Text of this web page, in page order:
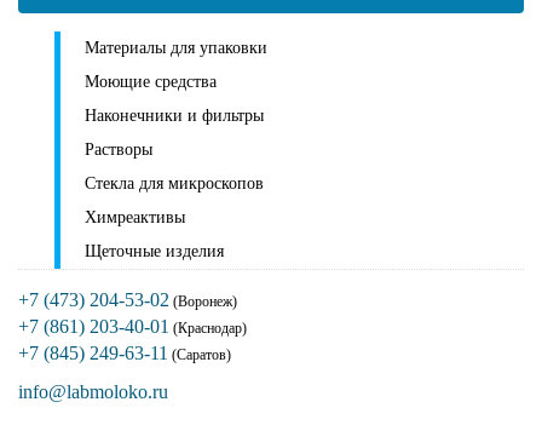
Материалы для упаковки
Моющие средства
Наконечники и фильтры
Растворы
Стекла для микроскопов
Химреактивы
Щеточные изделия
+7 (473) 204-53-02 (Воронеж)
+7 (861) 203-40-01 (Краснодар)
+7 (845) 249-63-11 (Саратов)
info@labmoloko.ru